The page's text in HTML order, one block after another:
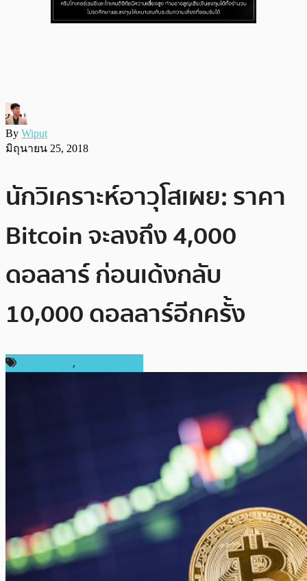
By Wiput
มิถุนายน 25, 2018
นักวิเคราะห์อาวุโสเผย: ราคา
Bitcoin จะลงถึง 4,000
ดอลลาร์ ก่อนเด้งกลับ
10,000 ดอลลาร์อีกครั้ง
,